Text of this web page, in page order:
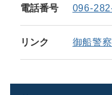
電話番号 096-
リンク 御船警察